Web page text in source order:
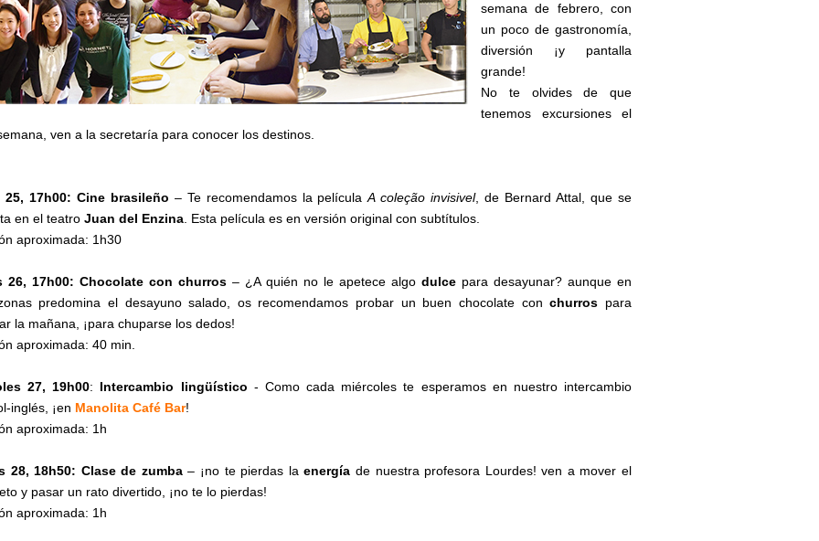
semana de febrero, con
un poco de gastronomía,
diversión ¡y pantalla
grande!
No te olvides de que
tenemos excursiones el
ven a la secretaría para conocer los destinos.
25, 17h00: Cine brasileño – Te recomendamos la películaA coleção invisivel, de Bernard Attal, que se
en el teatro Juan del Enzina . Esta película es en versión original con subtítulos.
aproximada: 1h30
26, 17h00: Chocolate con churros – ¿A quién no le apetece algo dulce para desayunar? aunque en
predomina el desayuno salado, os recomendamos probar un buen chocolate conchurros para
la mañana, ¡para chuparse los dedos!
aproximada: 40 min.
27, 19h00: Intercambio lingüístico - Como cada miércoles te esperamos en nuestro intercambio
inglés, ¡en Manolita Café Bar!
aproximada: 1h
28, 18h50: Clase de zumba– ¡no te pierdas laenergía de nuestra profesora Lourdes! ven a mover el
y pasar un rato divertido, ¡no te lo pierdas!
aproximada: 1h